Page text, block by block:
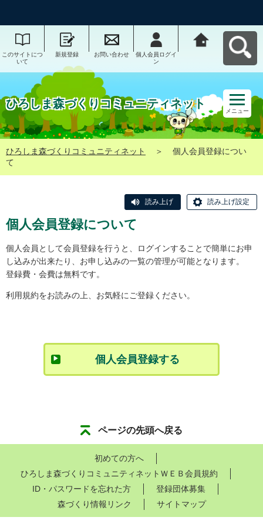
このサイトにつ
いて
新規登録 お問い合わせ
個人会員ログイ
ン
ひろしま森づくりコミュニティネット
メニュー
ひろしま森づくりコミュニティネット ＞
個人会員登録につい
て
読み上げ 読み上げ設定
個人会員登録について
個人会員として会員登録を行うと、ログインすることで簡単にお申
し込みが出来たり、お申し込みの一覧の管理が可能となります。
登録費・会費は無料です。
利用規約をお読みの上、お気軽にご登録ください。
個人会員登録する
ページの先頭へ戻る
初めての方へ
ひろしま森づくりコミュニティネットＷＥＢ会員規約
ID・パスワードを忘れた方
登録団体募集
森づくり情報リンク
サイトマップ